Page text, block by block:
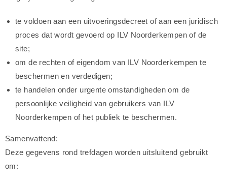
te voldoen aan een uitvoeringsdecreet of aan een juridisch
proces dat wordt gevoerd op ILV Noorderkempen of de
site;
om de rechten of eigendom van ILV Noorderkempen te
beschermen en verdedigen;
te handelen onder urgente omstandigheden om de
persoonlijke veiligheid van gebruikers van ILV
Noorderkempen of het publiek te beschermen.
Samenvattend:
Deze gegevens rond trefdagen worden uitsluitend gebruikt
om: